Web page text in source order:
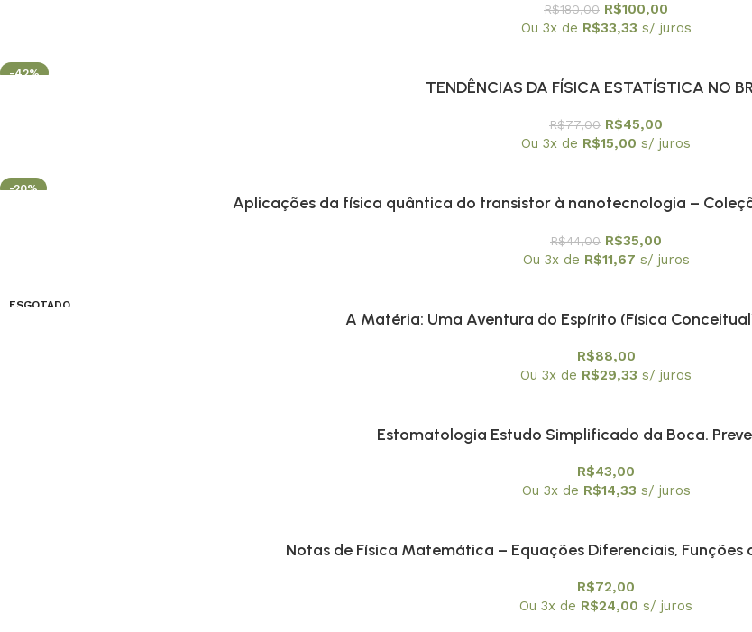
R$180,00 R$100,00
Ou 3x de R$33,33 s/ juros
-42%
TENDÊNCIAS DA FÍSICA ESTATÍSTICA NO
R$77,00 R$45,00
Ou 3x de R$15,00 s/ juros
-20%
Aplicações da física quântica do transistor à nanotecnologia –
R$44,00 R$35,00
Ou 3x de R$11,67 s/ juros
ESGOTADO
A Matéria: Uma Aventura do Espírito (Física
R$88,00
Ou 3x de R$29,33 s/ juros
Estomatologia Estudo Simplificado da Boca.
R$43,00
Ou 3x de R$14,33 s/ juros
Notas de Física Matemática – Equações Diferenciais, Funções
R$72,00
Ou 3x de R$24,00 s/ juros